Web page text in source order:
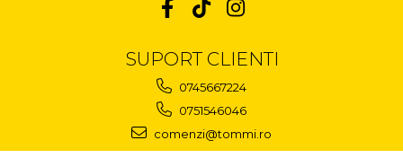
SUPORT CLIENTI
0745667224
0751546046
comenzi@tommi.ro